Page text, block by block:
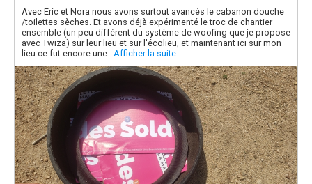
Avec Eric et Nora nous avons surtout avancés le cabanon douche
/toilettes sèches. Et avons déjà expérimenté le troc de chantier
ensemble (un peu différent du système de woofing que je propose
avec Twiza) sur leur lieu et sur l'écolieu, et maintenant ici sur mon
lieu ce fut encore une...Afficher la suite